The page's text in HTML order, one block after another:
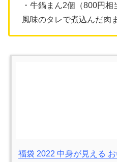
・牛鍋まん2個（800円
風味のタレで煮込んだ肉
福袋 2022 中身が見える